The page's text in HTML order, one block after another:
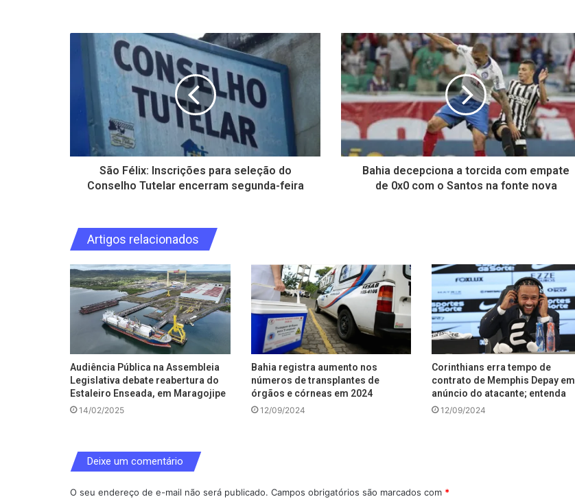
São Félix: Inscrições para seleção do
Conselho Tutelar encerram segunda-feira
Bahia decepciona a torcida com empate
de 0x0 com o Santos na fonte nova
Artigos relacionados
Audiência Pública na Assembleia
Legislativa debate reabertura do
Estaleiro Enseada, em Maragojipe
14/02/2025
Bahia registra aumento nos
números de transplantes de
órgãos e córneas em 2024
12/09/2024
Corinthians erra tempo de
contrato de Memphis Depay em
anúncio do atacante; entenda
12/09/2024
Deixe um comentário
O seu endereço de e-mail não será publicado. Campos obrigatórios são marcados com *